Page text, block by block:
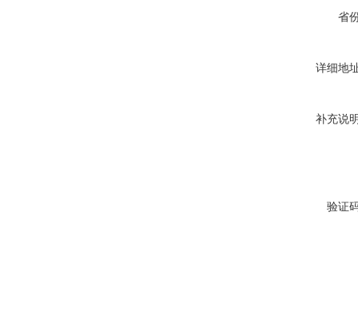
省
详细地
补充说
验证